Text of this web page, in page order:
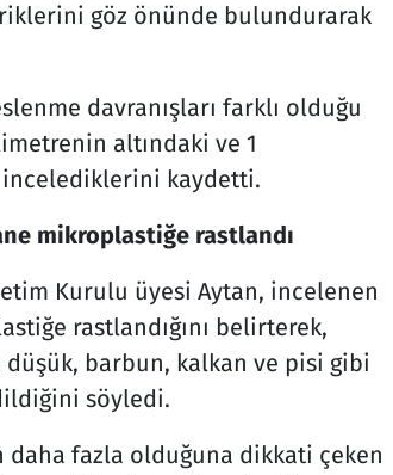
göz önünde bulundurarak
davranışları farklı olduğu
altındaki ve 1
kaydetti.
mikroplastiğe rastlandı
Kurulu üyesi Aytan, incelenen
rastlandığını belirterek,
barbun, kalkan ve pisi gibi
söyledi.
fazla olduğuna dikkati çeken